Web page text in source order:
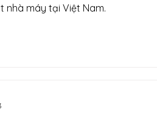
nhà máy tại Việt Nam.